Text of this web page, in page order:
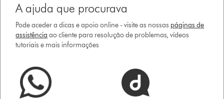
A ajuda que procurava
Pode aceder a dicas e apoio online - visite as nossas páginas de
assistência ao cliente para resolução de problemas, vídeos
tutoriais e mais informações